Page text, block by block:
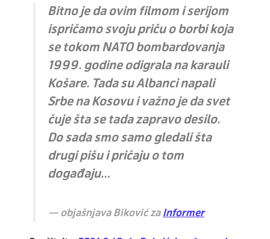
Bitno je da ovim filmom i serijom
ispričamo svoju priču o borbi koja
se tokom NATO bombardovanja
1999. godine odigrala na karauli
Košare. Tada su Albanci napali
Srbe na Kosovu i važno je da svet
čuje šta se tada zapravo desilo.
Do sada smo samo gledali šta
drugi pišu i pričaju o tom
događaju…
objašnjava Biković zaInformer